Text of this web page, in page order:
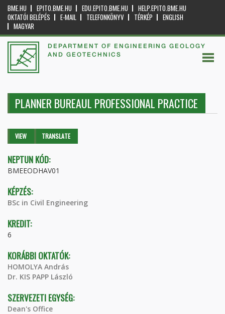
BME.HU EPITO.BME.HU EDU.EPITO.BME.HU
HELP.EPITO.BME.HU
OKTATÓI BELÉPÉS
E-MAIL TELEFONKÖNYV TÉRKÉP
ENGLISH
MAGYAR
DEPARTMENT OF ENGINEERING GEOLOGY
AND GEOTECHNICS
PLANNER BUREAUL PROFESSIONAL PRACTICE
Primary tabs
VIEW (ACTIVETRANSLATE
NEPTUN KÓD:
BMEEODHAV01
KÉPZÉS:
BSc in Civil Engineering
KREDIT:
6
KORÁBBI OKTATÓK:
HOMOLYA András
Dr. KIS PAPP László
SZERVEZETI EGYSÉG:
Dean's Office